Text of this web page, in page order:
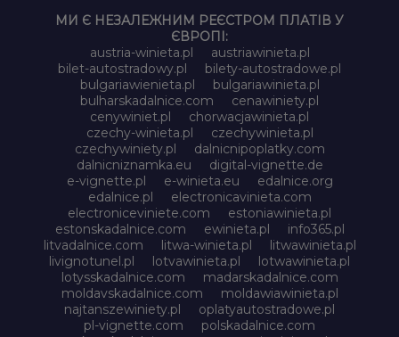
МИ Є НЕЗАЛЕЖНИМ РЕЄСТРОМ ПЛАТІВ У
ЄВРОПІ:
austria-winieta.pl
austriawinieta.pl
bilet-autostradowy.pl
bilety-autostradowe.pl
bulgariawienieta.pl
bulgariawinieta.pl
bulharskadalnice.com
cenawiniety.pl
cenywiniet.pl
chorwacjawinieta.pl
czechy-winieta.pl
czechywinieta.pl
czechywiniety.pl
dalnicnipoplatky.com
dalnicniznamka.eu
digital-vignette.de
e-vignette.pl
e-winieta.eu
edalnice.org
edalnice.pl
electronicavinieta.com
electroniceviniete.com
estoniawinieta.pl
estonskadalnice.com
ewinieta.pl
info365.pl
litvadalnice.com
litwa-winieta.pl
litwawinieta.pl
livignotunel.pl
lotvawinieta.pl
lotwawinieta.pl
lotysskadalnice.com
madarskadalnice.com
moldavskadalnice.com
moldawiawinieta.pl
najtanszewiniety.pl
oplatyautostradowe.pl
pl-vignette.com
polskadalnice.com